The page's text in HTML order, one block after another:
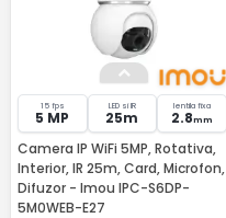
15 fps
5 MP
LED si IR
25m
lentila fixa
2.8mm
Camera IP WiFi 5MP, Rotativa,
Interior, IR 25m, Card, Microfon,
Difuzor - Imou IPC-S6DP-
5M0WEB-E27